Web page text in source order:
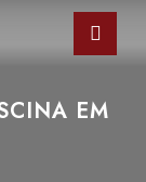
EM